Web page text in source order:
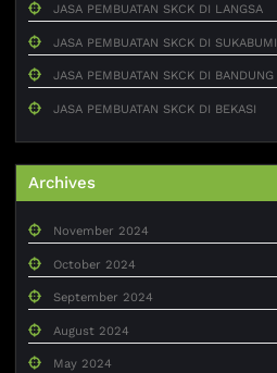
JASA PEMBUATAN SKCK DI LANGSA
JASA PEMBUATAN SKCK DI SUKABUMI
JASA PEMBUATAN SKCK DI BANDUNG
JASA PEMBUATAN SKCK DI BEKASI
Archives
November 2024
October 2024
September 2024
August 2024
May 2024